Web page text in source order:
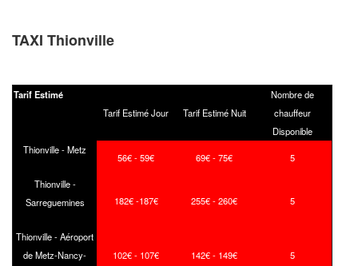
TAXI Thionville
Tarif Estimé
Tarif Estimé Jour
Tarif Estimé Nuit
Nombre de
chauffeur
Disponible
Thionville - Metz
56€ - 59€ 69€ - 75€ 5
Thionville -
Sarreguemines
182€ -187€ 255€ - 260€ 5
Thionville - Aéroport
de Metz-Nancy-
102€ - 107€ 142€ - 149€ 5